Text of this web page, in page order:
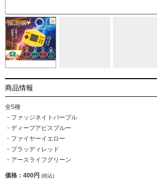
商品情報
全5種
・ファッジネイトパープル
・ディープアビスブルー
・ファイヤーイエロー
・ブラッディレッド
・アースライフグリーン
価格：400円 (税込)